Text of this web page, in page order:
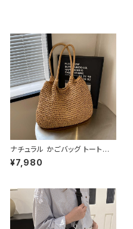
ナチュラル かごバッグ トートバッ
グ ショルダーバッグ レディース
バッグ 軽量 編み 大容量 夏 韓
春夏 おしゃれ 人気 2色展開 K-
B0233
¥7,980